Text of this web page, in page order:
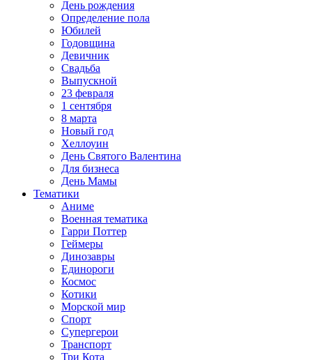
День рождения
Определение пола
Юбилей
Годовщина
Девичник
Свадьба
Выпускной
23 февраля
1 сентября
8 марта
Новый год
Хеллоуин
День Святого Валентина
Для бизнеса
День Мамы
Тематики
Аниме
Военная тематика
Гарри Поттер
Геймеры
Динозавры
Единороги
Космос
Котики
Морской мир
Спорт
Супергерои
Транспорт
Три Кота